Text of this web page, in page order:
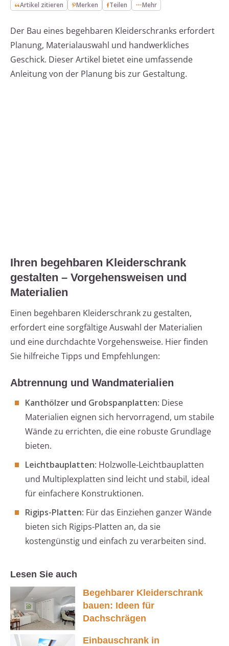
Artikel zitieren Merken Teilen Mehr
Der Bau eines begehbaren Kleiderschranks erfordert
Planung, Materialauswahl und handwerkliches
Geschick. Dieser Artikel bietet eine umfassende
Anleitung von der Planung bis zur Gestaltung.
Ihren begehbaren Kleiderschrank
gestalten – Vorgehensweisen und
Materialien
Einen begehbaren Kleiderschrank zu gestalten,
erfordert eine sorgfältige Auswahl der Materialien
und eine durchdachte Vorgehensweise. Hier finden
Sie hilfreiche Tipps und Empfehlungen:
Abtrennung und Wandmaterialien
Kanthölzer und Grobspanplatten: Diese
Materialien eignen sich hervorragend, um stabile
Wände zu errichten, die eine robuste Grundlage
bieten.
Leichtbauplatten: Holzwolle-Leichtbauplatten
und Multiplexplatten sind leicht und stabil, ideal
für einfachere Konstruktionen.
Rigips-Platten: Für das Einziehen ganzer Wände
bieten sich Rigips-Platten an, da sie
kostengünstig und einfach zu verarbeiten sind.
Lesen Sie auch
Begehbarer Kleiderschrank
bauen: Ideen für
Dachschrägen
Einbauschrank in